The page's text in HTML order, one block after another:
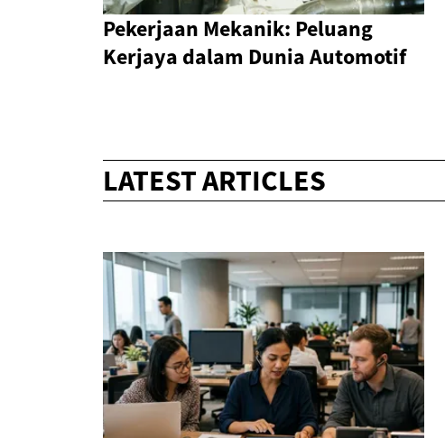
Pekerjaan Mekanik: Peluang
Kerjaya dalam Dunia Automotif
LATEST ARTICLES